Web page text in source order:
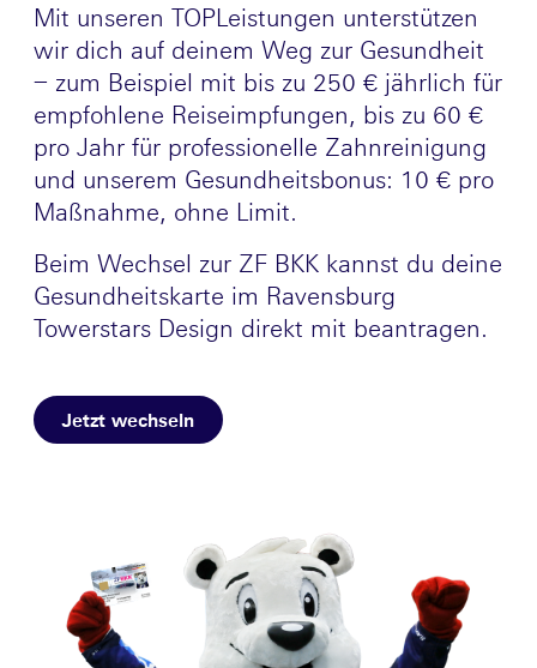
Mit unseren TOPLeistungen unterstützen
wir dich auf deinem Weg zur Gesundheit
– zum Beispiel mit bis zu 250 € jährlich für
empfohlene Reiseimpfungen, bis zu 60 €
pro Jahr für professionelle Zahnreinigung
und unserem Gesundheitsbonus: 10 € pro
Maßnahme, ohne Limit.
Beim Wechsel zur ZF BKK kannst du deine
Gesundheitskarte im Ravensburg
Towerstars Design direkt mit beantragen.
Jetzt wechseln